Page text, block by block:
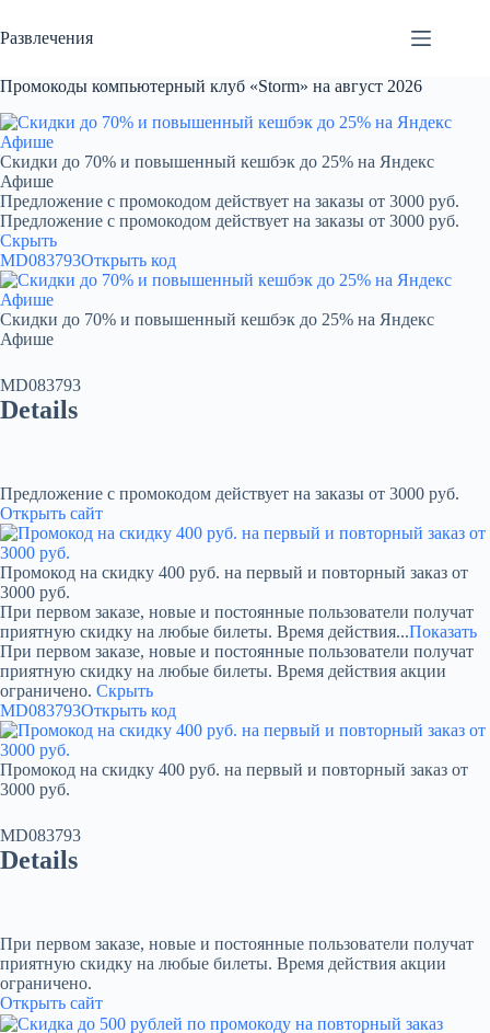
к
сути
Развлечения
Промокоды компьютерный клуб «Storm» на август 2026
Скидки до 70% и повышенный кешбэк до 25% на Яндекс
Афише
Предложение с промокодом действует на заказы от 3000 руб.
Предложение с промокодом действует на заказы от 3000 руб.
Скрыть
MD083793Открыть код
Скидки до 70% и повышенный кешбэк до 25% на Яндекс
Афише
MD083793
Details
Предложение с промокодом действует на заказы от 3000 руб.
Открыть сайт
Промокод на скидку 400 руб. на первый и повторный заказ от
3000 руб.
При первом заказе, новые и постоянные пользователи получат
приятную скидку на любые билеты. Время действия...Показать
При первом заказе, новые и постоянные пользователи получат
приятную скидку на любые билеты. Время действия акции
ограничено. Скрыть
MD083793Открыть код
Промокод на скидку 400 руб. на первый и повторный заказ от
3000 руб.
MD083793
Details
При первом заказе, новые и постоянные пользователи получат
приятную скидку на любые билеты. Время действия акции
ограничено.
Открыть сайт